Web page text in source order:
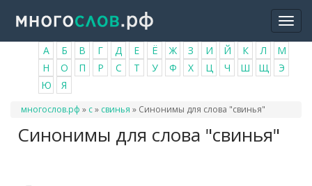
основному
содержанию
А Б В Г Д Е Ё Ж З И Й К Л
М
Н
О П Р С Т У Ф Х Ц Ч Ш Щ
Э
Ю
Я
Вы
многослов.рф » с» свинья » Синонимы для слова "свинья"
Синонимы для слова "свинья"